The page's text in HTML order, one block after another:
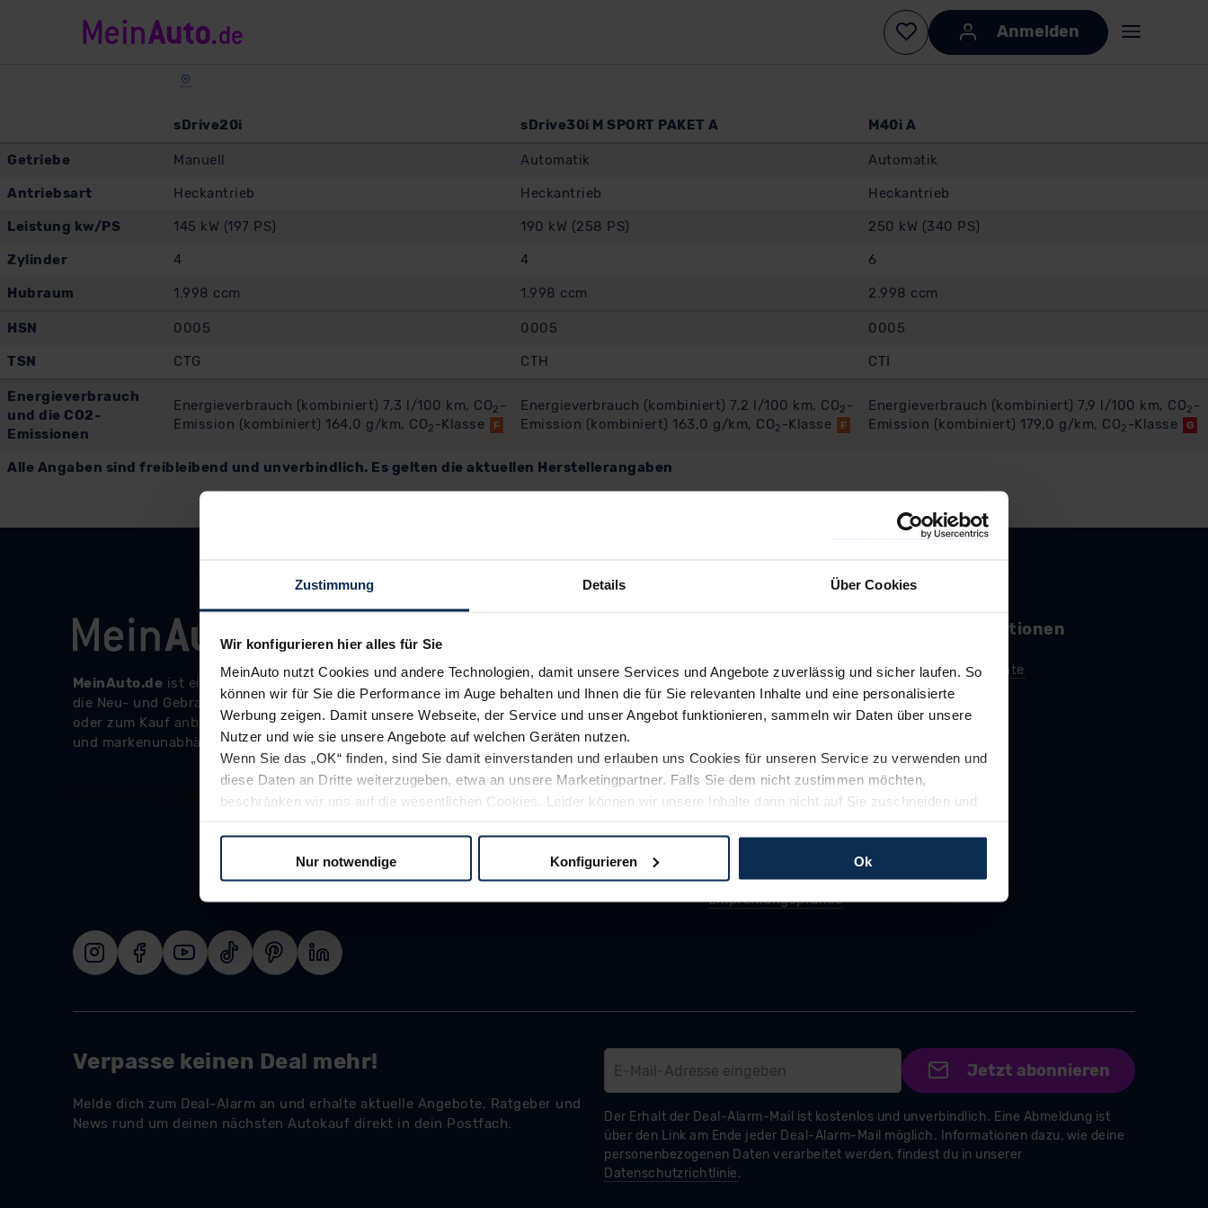
Zustimmung Details Über Cookies
Wir konfigurieren hier alles für Sie
MeinAuto nutzt Cookies und andere Technologien, damit unsere Services und Angebote zuverlässig und sicher laufen. So
können wir für Sie die Performance im Auge behalten und Ihnen die für Sie relevanten Inhalte und eine personalisierte
Werbung zeigen. Damit unsere Webseite, der Service und unser Angebot funktionieren, sammeln wir Daten über unsere
Nutzer und wie sie unsere Angebote auf welchen Geräten nutzen.
Wenn Sie das „OK“ finden, sind Sie damit einverstanden und erlauben uns Cookies für unseren Service zu verwenden und
diese Daten an Dritte weiterzugeben, etwa an unsere Marketingpartner. Falls Sie dem nicht zustimmen möchten,
beschränken wir uns auf die wesentlichen Cookies. Leider können wir unsere Inhalte dann nicht auf Sie zuschneiden und
nicht, diese Daten an Empfänger außerhalb der EU zu übermitteln oder dort verarbeiten zu lassen. Soweit eine
Übermittlung in ein Land außerhalb der EU erfolgt, erfolgt dies ausschließlich auf der Grundlage eines
Angemessenheitsbeschlusses der EU-Kommission (Art. 45 Abs. 1 DSGVO), von Standarddatenschutzklauseln (Art. 46
Abs. 2 lit. c DSGVO) oder wenn Sie hierzu Ihre Einwilligung freiwillig erteilen. Nähere Informationen zu den bestehenden
anfordern.
Datenschutzerklärung|
Nur notwendige Konfigurieren Ok
sDrive20i sDrive30i M SPORT PAKET A M40i A
Alle Angaben sind freibleibend und unverbindlich. Es gelten die aktuellen Herstellerangaben
Getriebe Manuell Automatik Automatik
Antriebsart Heckantrieb Heckantrieb Heckantrieb
Leistung kw/PS 145 kW (197 PS) 190 kW (258 PS) 250 kW (340 PS)
Zylinder 4 4 6
Hubraum 1.998 ccm 1.998 ccm 2.998 ccm
HSN 0005 0005 0005
TSN CTG CTH CTI
Energieverbrauch
und die CO2-
Emissionen
Energieverbrauch (kombiniert) 7,3 l/100 km, CO2 -
Emission (kombiniert) 164,0 g/km, CO2 -Klasse F
Energieverbrauch (kombiniert) 7,2 l/100 km, CO2 -
Emission (kombiniert) 163,0 g/km, CO2 -Klasse F
Energieverbrauch (kombiniert) 7,9 l/100 km, CO2 -
Emission (kombiniert) 179,0 g/km, CO2 -Klasse G